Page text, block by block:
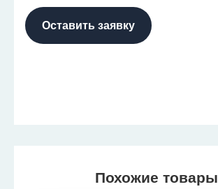
Оставить заявку
Похожие товары